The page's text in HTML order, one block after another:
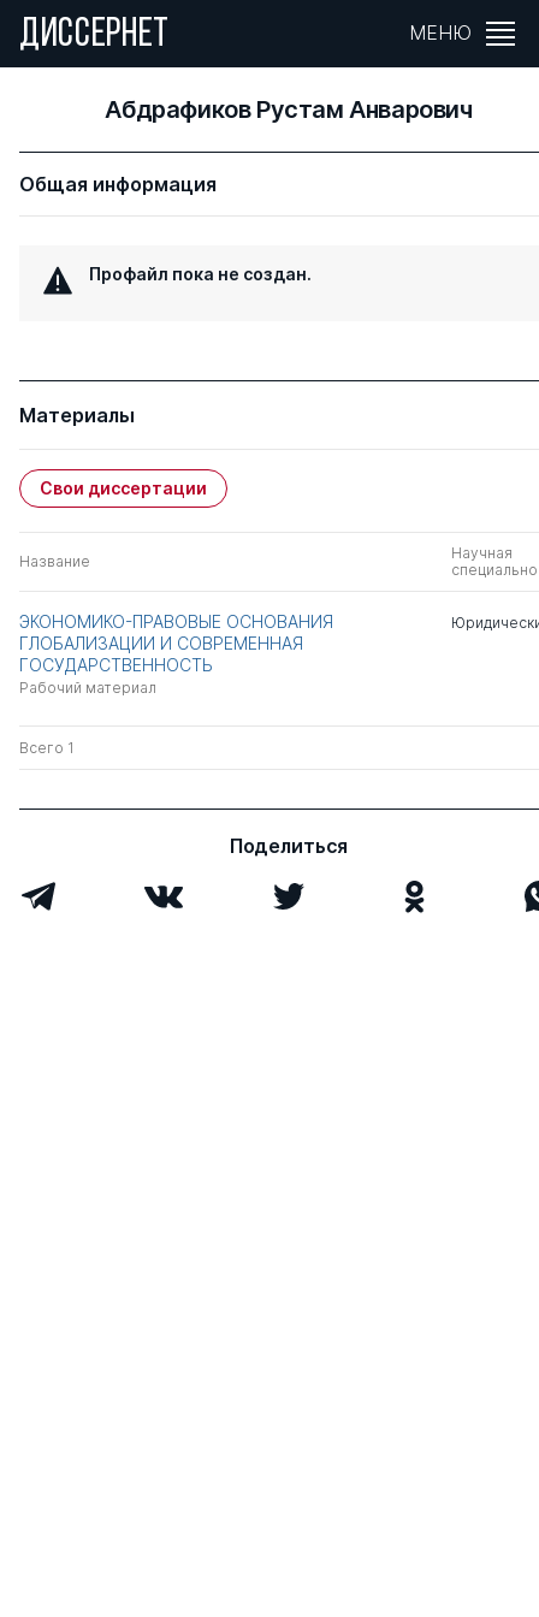
ДИССЕРНЕТ МЕНЮ
Абдрафиков Рустам Анварович
Общая информация
Профайл пока не создан.
Материалы
Свои диссертации
Название
Научная
ЭКОНОМИКО-ПРАВОВЫЕ ОСНОВАНИЯ
ГЛОБАЛИЗАЦИИ И СОВРЕМЕННАЯ
ГОСУДАРСТВЕННОСТЬ
Рабочий материал
Всего 1
Поделиться